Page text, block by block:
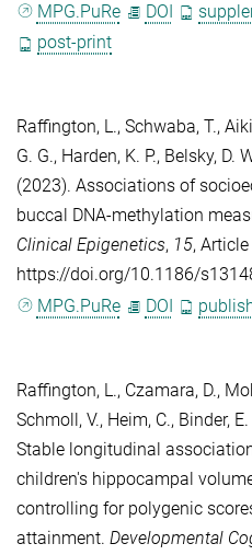
MPG.PuRe
DOI
post-print
Raffington, L., Schwaba, T.,
G. G., Harden, K. P., Belsky, D.
(2023). Associations of
buccal DNA-methylation
Clinical Epigenetics, 15,
https://doi.org/10.1186/
MPG.PuRe
DOI
Raffington, L., Czamara, D.,
Schmoll, V., Heim, C., Binder, E.
Stable longitudinal
children's hippocampal
controlling for polygenic
attainment. Developmental